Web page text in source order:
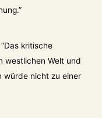
”
Das kritische
westlichen Welt und
würde nicht zu einer